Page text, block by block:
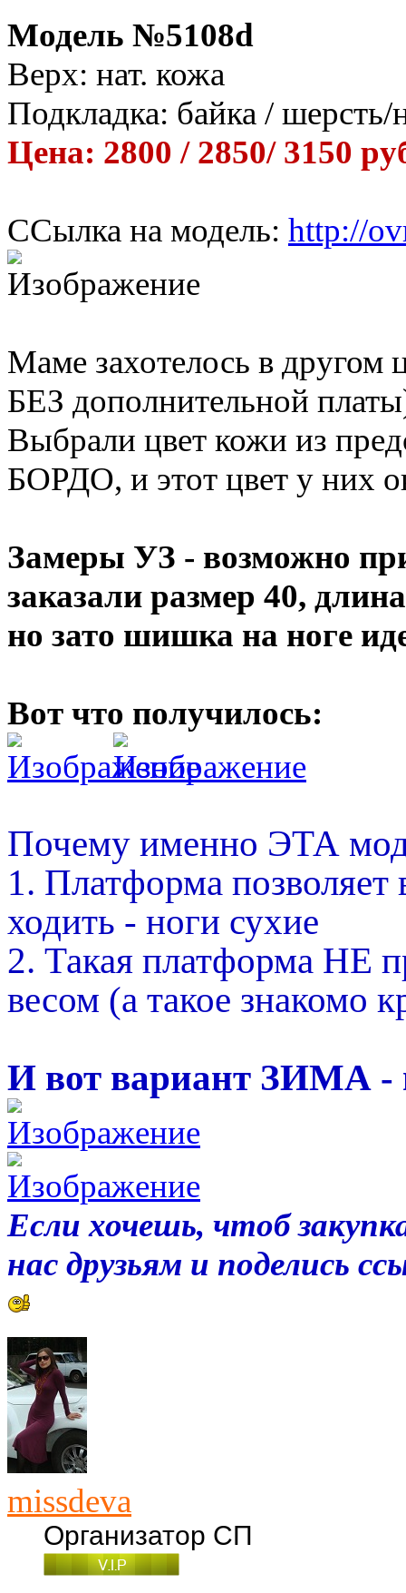
Модель №5108d
Верх: нат. кожа
Подкладка: байка / шерсть/
Цена: 2800 / 2850/ 3150
ССылка на модель: http://
Маме захотелось в
БЕЗ дополнительной
Выбрали цвет кожи из
БОРДО, и этот цвет у них
Замеры УЗ - возможно
заказали размер 40,
но зато шишка на ноге
Вот что получилось:
Почему именно ЭТА
1. Платформа
ходить - ноги сухие
2. Такая платформа НЕ
весом (а такое знакомо
И вот вариант ЗИМА -
Если хочешь, чтоб
нас друзьям и поделись
missdeva
Организатор СП